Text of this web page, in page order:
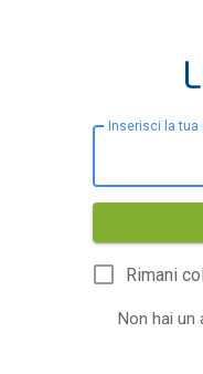
Inserisci la tua
Rimani
Non hai un